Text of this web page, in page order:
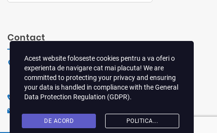
Contact
Sos. Virtuții nr. 18, Sector 6, Bucuresti
Arată pe hartă
0724DENTAL (0724 336 825)
Acest website foloseste cookies pentru a va oferi o
experienta de navigare cat mai placuta! We are
committed to protecting your privacy and ensuring
your data is handled in compliance with theGeneral
Data Protection Regulation (GDPR).
DE ACORD POLITICA...